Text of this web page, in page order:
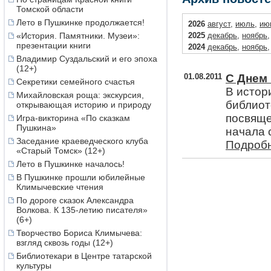
Томской области
Лето в Пушкинке продолжается!
«История. Памятники. Музеи»:
презентации книги
Владимир Суздальский и его эпоха
(12+)
Секретики семейного счастья
Михайловская роща: экскурсия,
открывающая историю и природу
Игра-викторина «По сказкам
Пушкина»
Заседание краеведческого клуба
«Старый Томск» (12+)
Лето в Пушкинке началось!
В Пушкинке прошли юбилейные
Климычевские чтения
По дороге сказок Александра
Волкова. К 135-летию писателя»
(6+)
Творчество Бориса Климычева:
взгляд сквозь годы (12+)
Библиотекари в Центре татарской
культуры
2026 август, июль,
2025 декабрь, ноябрь
2024 декабрь, ноябрь
2021 декабрь,октябрь
декабрь , ноябрь
декабрь,ноябрь
декабрь,ноябрь
декабрь , ноябрь
декабрь ноябрь
декабрь,ноябрь
01.08.2011 С Днем
В
начала